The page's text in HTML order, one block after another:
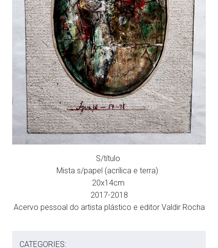
S/título
Mista s/papel (acrílica e terra)
20x14cm
2017-2018
Acervo pessoal do artista plástico e editor Valdir Rocha
CATEGORIES: